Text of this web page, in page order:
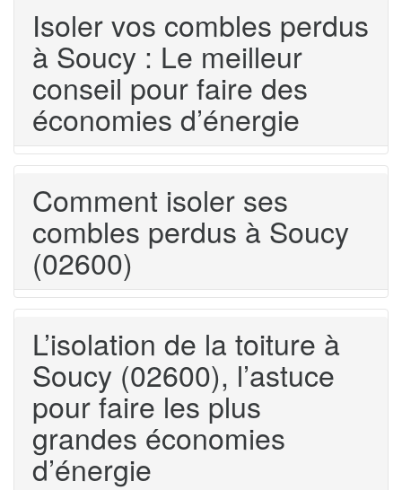
Isoler vos combles perdus
à Soucy : Le meilleur
conseil pour faire des
économies d’énergie
Comment isoler ses
combles perdus à Soucy
(02600)
L’isolation de la toiture à
Soucy (02600), l’astuce
pour faire les plus
grandes économies
d’énergie